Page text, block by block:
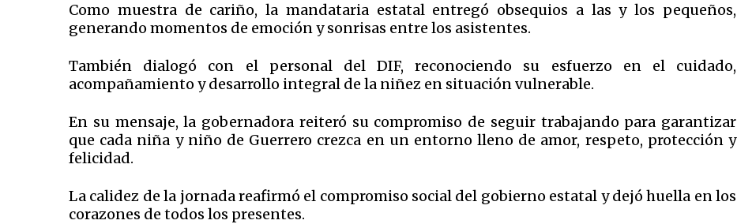
Como muestra de cariño, la mandataria estatal entregó obsequios a las y los pequeños,
generando momentos de emoción y sonrisas entre los asistentes.
También dialogó con el personal del DIF, reconociendo su esfuerzo en el cuidado,
acompañamiento y desarrollo integral de la niñez en situación vulnerable.
En su mensaje, la gobernadora reiteró su compromiso de seguir trabajando para garantizar
que cada niña y niño de Guerrero crezca en un entorno lleno de amor, respeto, protección y
felicidad.
La calidez de la jornada reafirmó el compromiso social del gobierno estatal y dejó huella en los
corazones de todos los presentes.